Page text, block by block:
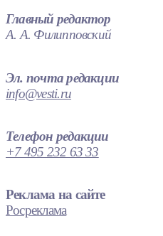
Главный редактор
А. А. Филипповский
Эл. почта редакции
info@vesti.ru
Телефон редакции
+7 495 232 63 33
Реклама на сайте
Росреклама